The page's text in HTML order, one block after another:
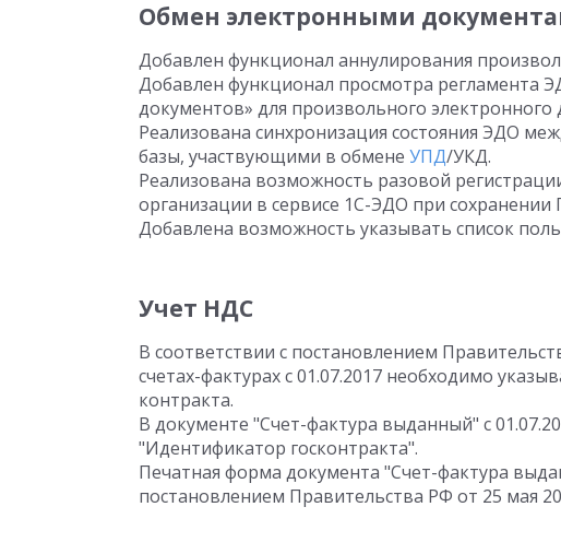
Обмен электронными
Добавлен функционал аннулирования
Добавлен функционал просмотра регламента
документов» для произвольного электронного
Реализована синхронизация состояния ЭДО
базы, участвующими в обмене УПД/УКД.
Реализована возможность разовой
организации в сервисе 1С-ЭДО при
Добавлена возможность указывать список
Учет НДС
В соответствии с постановлением
счетах-фактурах с 01.07.2017 необходимо
контракта.
В документе "Счет-фактура выданный" с
"Идентификатор госконтракта".
Печатная форма документа "Счет-фактура
постановлением Правительства РФ от 25 мая